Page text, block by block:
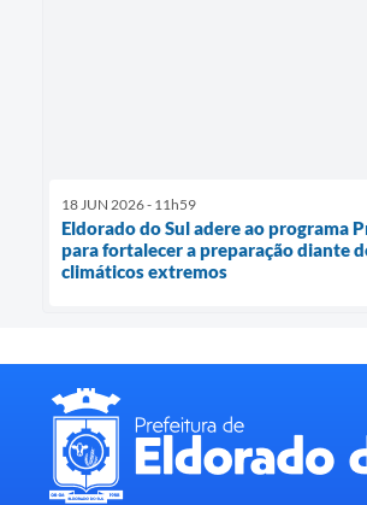
18 JUN 2026 - 11h59
Eldorado do Sul adere ao programa
para fortalecer a preparação diante
climáticos extremos